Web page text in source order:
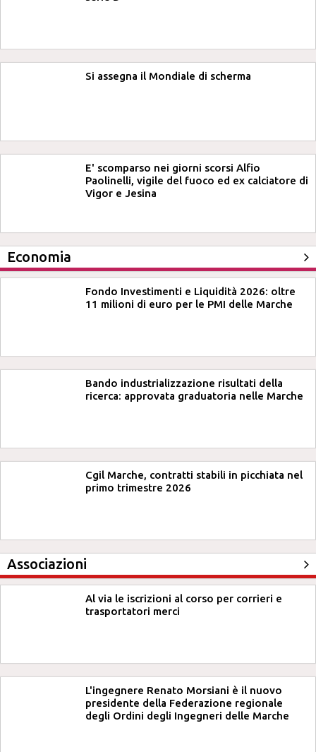
Si assegna il Mondiale di scherma
E' scomparso nei giorni scorsi Alfio
Paolinelli, vigile del fuoco ed ex calciatore di
Vigor e Jesina
Economia
Fondo Investimenti e Liquidità 2026: oltre
11 milioni di euro per le PMI delle Marche
Bando industrializzazione risultati della
ricerca: approvata graduatoria nelle Marche
Cgil Marche, contratti stabili in picchiata nel
primo trimestre 2026
Associazioni
Al via le iscrizioni al corso per corrieri e
trasportatori merci
L'ingegnere Renato Morsiani è il nuovo
presidente della Federazione regionale
degli Ordini degli Ingegneri delle Marche